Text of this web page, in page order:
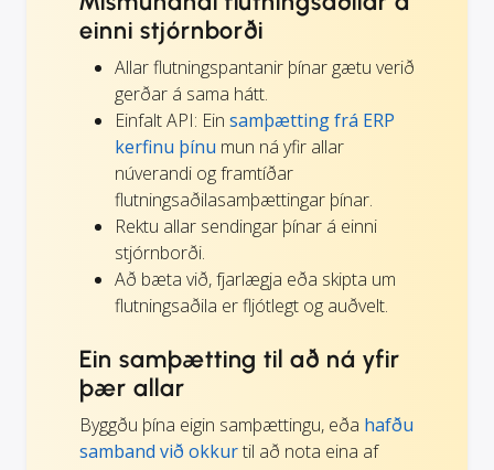
einni stjórnborði
Allar flutningspantanir þínar gætu verið
gerðar á sama hátt.
Einfalt API: Ein samþætting frá ERP
kerfinu þínu mun ná yfir allar
núverandi og framtíðar
flutningsaðilasamþættingar þínar.
Rektu allar sendingar þínar á einni
stjórnborði.
Að bæta við, fjarlægja eða skipta um
flutningsaðila er fljótlegt og auðvelt.
Ein samþætting til að ná yfir
þær allar
Byggðu þína eigin samþættingu, eða hafðu
samband við okkurtil að nota eina af